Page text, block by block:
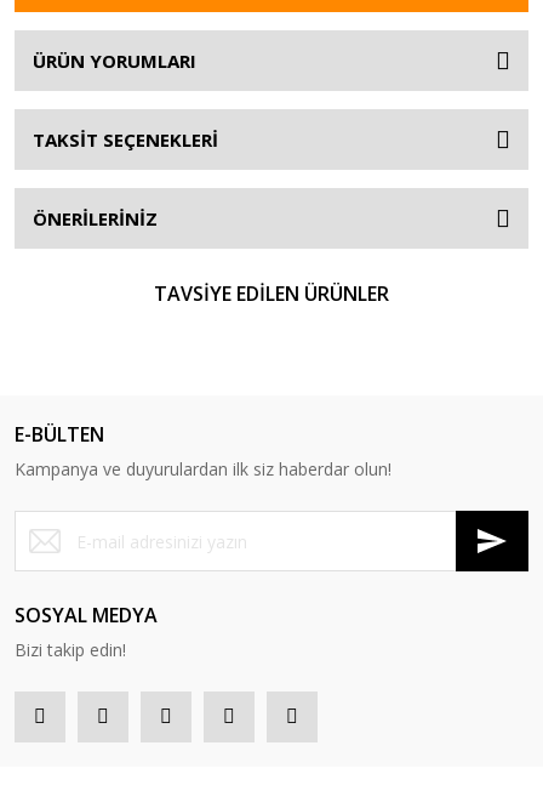
ÜRÜN YORUMLARI
TAKSİT SEÇENEKLERİ
ÖNERİLERİNİZ
TAVSİYE EDİLEN ÜRÜNLER
Badminton Kordaj Çekim Servisi
E-BÜLTEN
Kampanya ve duyurulardan ilk siz haberdar olun!
SOSYAL MEDYA
Bizi takip edin!